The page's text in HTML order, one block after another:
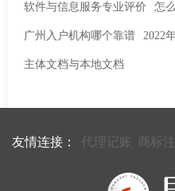
软件与信息服务专业评价 怎
广州入户机构哪个靠谱 2022
主体文档与本地文档
友情连接： 代理记账 商标